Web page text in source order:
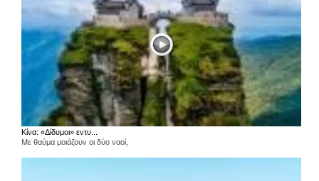
Κίνα: «Δίδυμοι» εντυ...
Με θαύμα μοιάζουν οι δύο ναοί,